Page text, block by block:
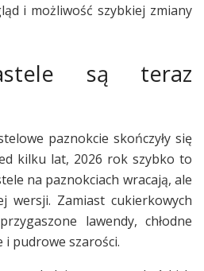
i możliwość szybkiej zmiany
są teraz
paznokcie skończyły się
kilku lat, 2026 rok szybko to
na paznokciach wracają, ale
wersji. Zamiast cukierkowych
lawendy, chłodne
i pudrowe szarości.